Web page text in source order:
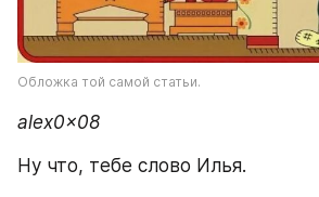
Обложка той самой статьи.
alex0x08
Ну что, тебе слово Илья.